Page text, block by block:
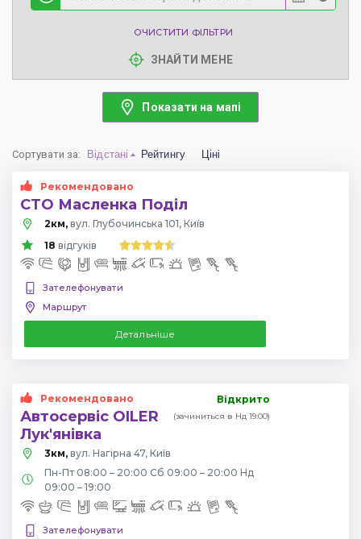
ОЧИСТИТИ ФІЛЬТРИ
ЗНАЙТИ МЕНЕ
Показати на мапі
Сортувати за: Відстані Рейтингу Ціні
Рекомендовано
СТО Масленка Поділ
2км, вул. Глубочинська 101, Київ
18 відгуків
Зателефонувати
Маршрут
Детальніше
Рекомендовано
Автосервіс OILER
Лук'янівка
Відкрито
(зачиниться в Нд 19:00)
3км, вул. Нагірна 47, Київ
Пн-Пт 08:00 – 20:00 Сб 09:00 – 20:00 Нд
09:00 – 19:00
Зателефонувати